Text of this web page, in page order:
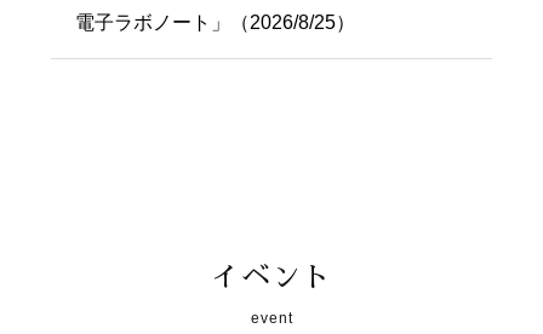
電子ラボノート」（2026/8/25）
イベント
event